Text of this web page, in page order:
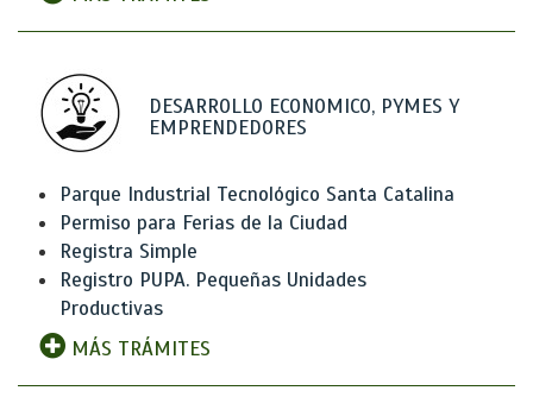
DESARROLLO ECONOMICO, PYMES Y
EMPRENDEDORES
Parque Industrial Tecnológico Santa Catalina
Permiso para Ferias de la Ciudad
Registra Simple
Registro PUPA. Pequeñas Unidades
Productivas
MÁS TRÁMITES